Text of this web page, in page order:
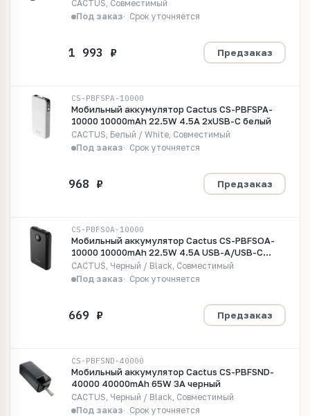
CACTUS, Совместимый
Под заказ
Срок уточняется
Предзаказ
CS-PBFSPA-10000
Мобильный аккумулятор Cactus CS-PBFSPA-
10000 10000mAh 22.5W 4.5A 2xUSB-C белый
CACTUS, Белый / White, Совместимый
Под заказ
Срок уточняется
Предзаказ
CS-PBFSOA-10000
Мобильный аккумулятор Cactus CS-PBFSOA-
10000 10000mAh 22.5W 4.5A USB-A/USB-C
черный
CACTUS, Черный / Black, Совместимый
Под заказ
Срок уточняется
Предзаказ
CS-PBFSND-40000
Мобильный аккумулятор Cactus CS-PBFSND-
40000 40000mAh 65W 3A черный
CACTUS, Черный / Black, Совместимый
Под заказ
Срок уточняется